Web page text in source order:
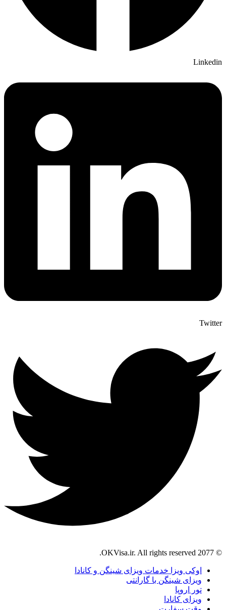
Linkedin
Twitter
© 2077 OKVisa.ir. All rights reserved.
اوکی ویزا خدمات ویزای شینگن و کانادا
ویزای شینگن با گارانتی
تور اروپا
ویزای کانادا